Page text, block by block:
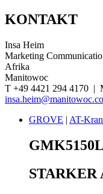
KONTAKT
Insa Heim
Marketing
Afrika
Manitowoc
T +49 4421 294 4170 |
GROVE | AT-
STARKER